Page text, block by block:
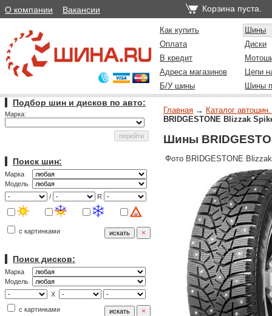
О компании Вакансии Корзина пуста.
Как купить
Шины
Оплата
Диски
В кредит
Адреса магазинов
Цепи
Б/У шины
Шины
Подбор шин и дисков по авто:
Марка:
Поиск шин:
Марка
Модель
/
R
с картинками
Поиск дисков:
Марка
Модель
X
с картинками
Главная → Каталог
BRIDGESTONE Blizzak
Шины
Фото BRIDGESTONE